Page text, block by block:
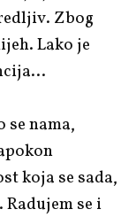
Zbog
Lako je
nama,
koja se sada,
se i